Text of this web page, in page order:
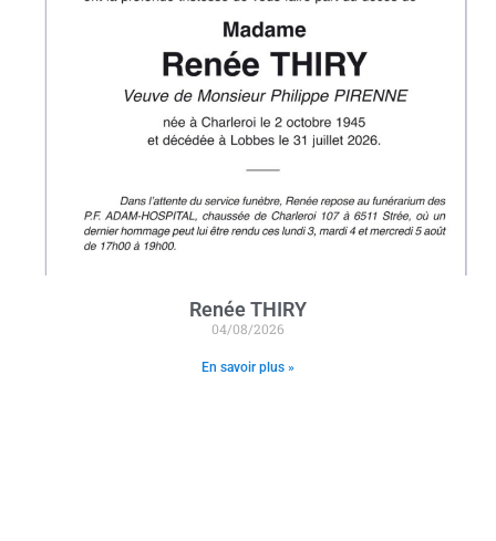
Renée THIRY
04/08/2026
En savoir plus »